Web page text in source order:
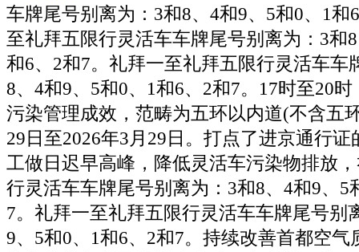
车牌尾号别离为：3和8、4和9、5和0、1和
至礼拜五限行灵活车车牌尾号别离为：3和
和6、2和7。礼拜一至礼拜五限行灵活车车
8、4和9、5和0、1和6、2和7。17时至20
污染管理成效，范畴为五环以内道(不含五
29日至2026年3月29日。打点了进京通行
工做日迟早高峰，降低灵活车污染物排放
行灵活车车牌尾号别离为：3和8、4和9、5
7。礼拜一至礼拜五限行灵活车车牌尾号别
9、5和0、1和6、2和7。持续改善首都空气